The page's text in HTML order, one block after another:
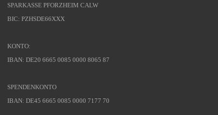
SPARKASSE PFORZHEIM CALW
BIC: PZHSDE66XXX
KONTO:
IBAN: DE20 6665 0085 0000 8065 87
SPENDENKONTO
IBAN: DE45 6665 0085 0000 7177 70